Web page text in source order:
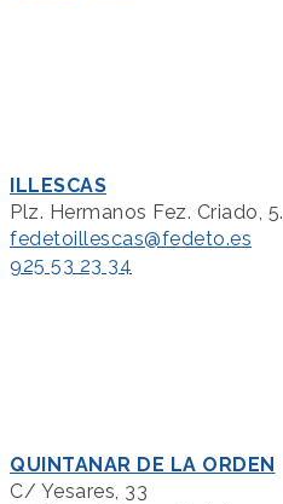
ILLESCAS
Plz. Hermanos Fez. Criado, 5.
fedetoillescas@fedeto.es
925 53 23 34
QUINTANAR DE LA ORDEN
C/ Yesares, 33